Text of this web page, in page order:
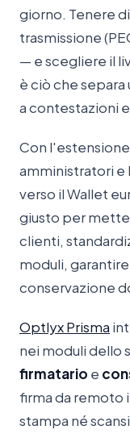
giorno. Tenere
trasmissione
— e scegliere il
è ciò che
a contestazioni
Con
amministratori e
verso il Wallet
giusto per
clienti,
moduli,
conservazione
Optlyx Prisma
nei moduli dello
firmatario e
firma da remoto
stampa né